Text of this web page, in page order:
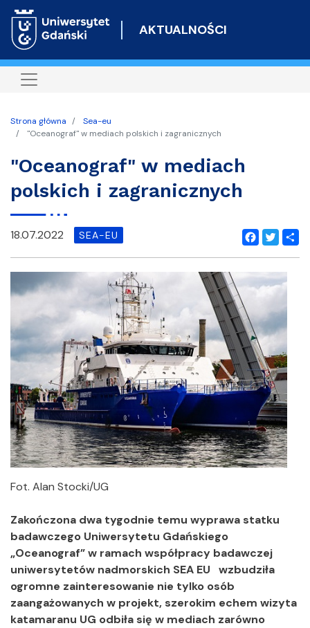
do
AKTUALNOŚCI
Strona główna
Sea-eu
"Oceanograf" w mediach polskich i zagranicznych
"Oceanograf" w mediach
polskich i zagranicznych
Facebook
Twitter
18.07.2022 SEA-EU
Fot. Alan Stocki/UG
Zakończona dwa tygodnie temu wyprawa statku
badawczego Uniwersytetu Gdańskiego
„Oceanograf” w ramach współpracy badawczej
uniwersytetów nadmorskich SEA EU wzbudziła
ogromne zainteresowanie nie tylko osób
zaangażowanych w projekt, szerokim echem wizyta
katamaranu UG odbiła się w mediach zarówno